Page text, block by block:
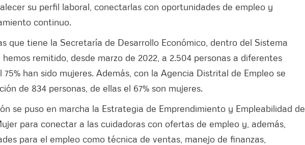
su perfil laboral, conectarlas con oportunidades de empleo y
continuo.
que tiene la Secretaría de Desarrollo Económico, dentro del Sistema
remitido, desde marzo de 2022, a 2.504 personas a diferentes
75% han sido mujeres. Además, con la Agencia Distrital de Empleo se
de 834 personas, de ellas el 67% son mujeres.
se puso en marcha la Estrategia de Emprendimiento y Empleabilidad de
para conectar a las cuidadoras con ofertas de empleo y, además,
para el empleo como técnica de ventas, manejo de finanzas,